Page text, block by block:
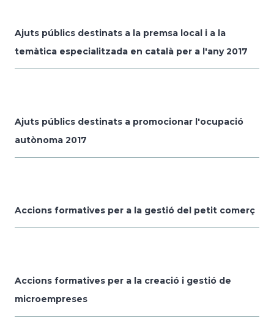
Ajuts públics destinats a la premsa local i a la
temàtica especialitzada en català per a l'any 2017
Ajuts públics destinats a promocionar l'ocupació
autònoma 2017
Accions formatives per a la gestió del petit comerç
Accions formatives per a la creació i gestió de
microempreses